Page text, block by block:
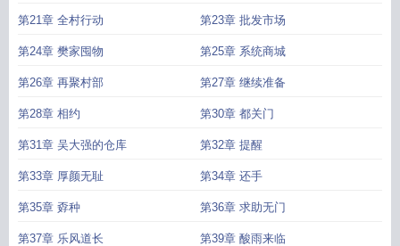
第21章 全村行动 第23章 批发市场
第24章 樊家囤物 第25章 系统商城
第26章 再聚村部 第27章 继续准备
第28章 相约 第30章 都关门
第31章 吴大强的仓库 第32章 提醒
第33章 厚颜无耻 第34章 还手
第35章 孬种 第36章 求助无门
第37章 乐风道长 第39章 酸雨来临